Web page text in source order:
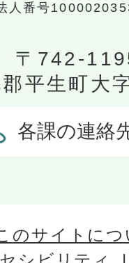
人番号
〒742-
平生町大
各課の連絡
のサイトに